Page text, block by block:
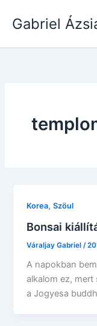
Gabriel
Korea,Szöul
Bonsai
Váraljay Gabriel /
A napokban
alkalom ez,
a Jogyesa